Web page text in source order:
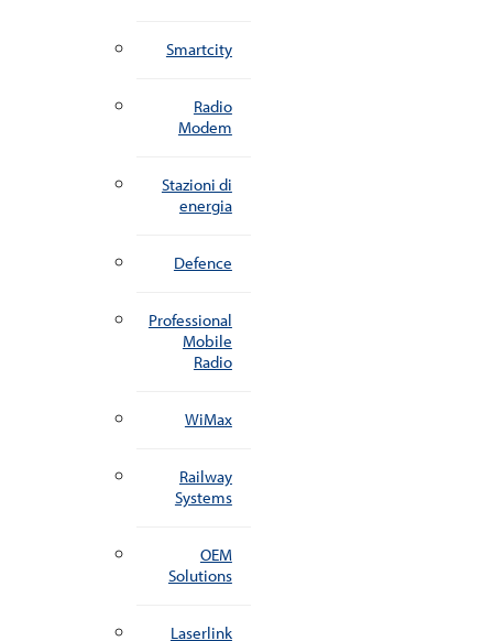
Smartcity
Radio
Modem
Stazioni di
energia
Defence
Professional
Mobile
Radio
WiMax
Railway
Systems
OEM
Solutions
Laserlink